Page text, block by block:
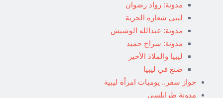
مدونة: رواد رضوان
ليبي شعاره الحرية
مدونة: عبدالله الوشيش
مدونة: سراج حميد
ليبيا والملاذ الأخير
صنع في ليبيا
جواز سفر.. يوميات امرأة ليبية
مدونة طرابلسي